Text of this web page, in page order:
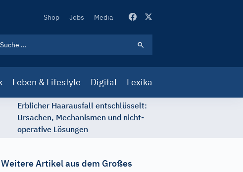
Secondary
Shop Jobs Media
Leben & Lifestyle Digital Lexika
Erblicher Haarausfall entschlüsselt:
Ursachen, Mechanismen und nicht-
operative Lösungen
Weitere Artikel aus dem Großes